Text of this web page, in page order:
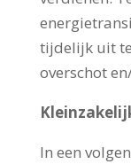
tijdelijk uit
overschot
In een